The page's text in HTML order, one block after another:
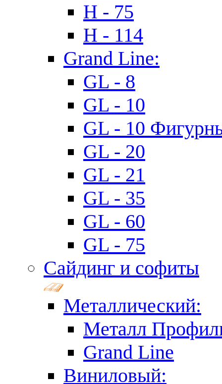
H - 75
H - 114
Grand Line:
GL - 8
GL - 10
GL - 10
GL - 20
GL - 21
GL - 35
GL - 60
GL - 75
Сайдинг и софиты
Металлический:
Металл
Grand Line
Виниловый: